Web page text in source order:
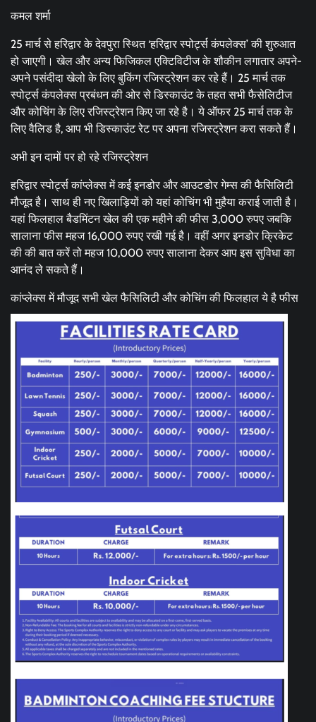
कमल शर्मा
25 मार्च से हरिद्वार के देवपुरा स्थित ‘हरिद्वार स्पोर्ट्स कंपलेक्स’ की शुरुआत
हो जाएगी। खेल और अन्य फिजिकल एक्टिविटीज के शौकीन लगातार अपने-
अपने पसंदीदा खेलो के लिए बुकिंग रजिस्ट्रेशन कर रहे हैं। 25 मार्च तक
स्पोर्ट्स कंपलेक्स प्रबंधन की ओर से डिस्काउंट के तहत सभी फैसेलिटीज
और कोचिंग के लिए रजिस्ट्रेशन किए जा रहे है। ये ऑफर 25 मार्च तक के
लिए वैलिड है, आप भी डिस्काउंट रेट पर अपना रजिस्ट्रेशन करा सकते हैं।
अभी इन दामों पर हो रहे रजिस्ट्रेशन
हरिद्वार स्पोर्ट्स कांप्लेक्स में कई इनडोर और आउटडोर गेम्स की फैसिलिटी
मौजूद है। साथ ही नए खिलाड़ियों को यहां कोचिंग भी मुहैया कराई जाती है।
यहां फिलहाल बैडमिंटन खेल की एक महीने की फीस 3,000 रुपए जबकि
सालाना फीस महज 16,000 रुपए रखी गई है। वहीं अगर इनडोर क्रिकेट
की की बात करें तो महज 10,000 रुपए सालाना देकर आप इस सुविधा का
आनंद ले सकते हैं।
कांप्लेक्स में मौजूद सभी खेल फैसिलिटी और कोचिंग की फिलहाल ये है फीस